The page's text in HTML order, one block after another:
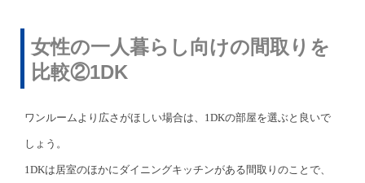
女性の一人暮らし向けの間取りを
比較②1DK
ワンルームより広さがほしい場合は、1DKの部屋を選ぶと良いで
しょう。
1DKは居室のほかにダイニングキッチンがある間取りのことで、